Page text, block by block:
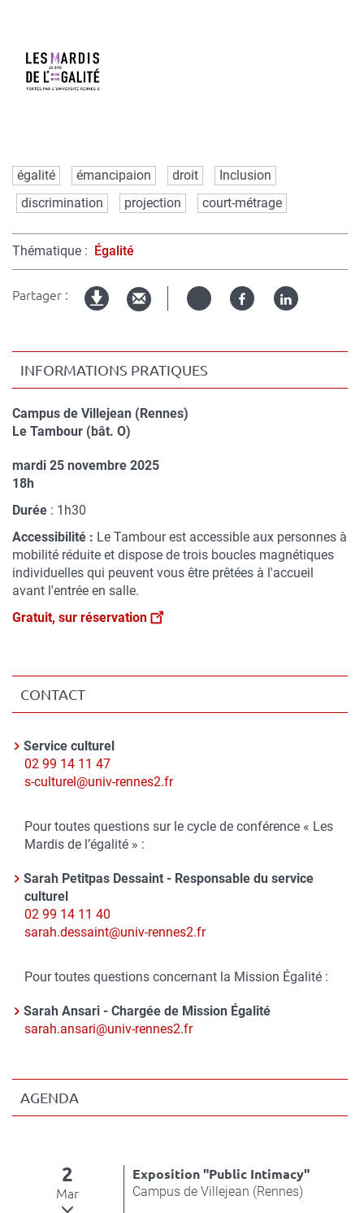
Mots
clés
égalité émancipaion droit
Inclusion
discrimination
projection court-métrage
Thématique Égalité
Partager : Twitter FacebookLinked
INFORMATIONS PRATIQUES
Campus de Villejean (Rennes)
Compléments
lieu
Le Tambour (bât. O)
mardi 25 novembre 2025
Complément
date
18h
Durée : 1h30
Accessibilité : Le Tambour est accessible aux personnes à
mobilité réduite et dispose de trois boucles magnétiques
individuelles qui peuvent vous être prêtées à l'accueil
avant l'entrée en salle.
Gratuit, sur réservation
CONTACT
Nom
du
Service culturel
Téléphone
02 99 14 11 47
Courriel
s-culturel@univ-rennes2.fr
Pour toutes questions sur le cycle de conférence « Les
Mardis de l’égalité » :
Nom
du
contact
Sarah Petitpas Dessaint - Responsable du service
culturel
Téléphone
02 99 14 11 40
Courriel
sarah.dessaint@univ-rennes2.fr
Pour toutes questions concernant la Mission Égalité :
Nom
Sarah Ansari - Chargée de Mission Égalité
Courriel
sarah.ansari@univ-rennes2.fr
AGENDA
2
Mar
Exposition "Public Intimacy"
Campus de Villejean (Rennes)